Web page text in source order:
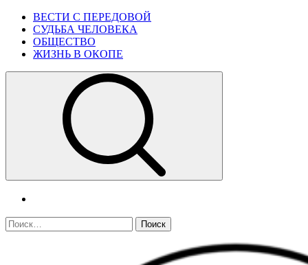
Skip
content
Primary
Menu
ВЕСТИ С ПЕРЕДОВОЙ
СУДЬБА ЧЕЛОВЕКА
ОБЩЕСТВО
ЖИЗНЬ В ОКОПЕ
Найти: